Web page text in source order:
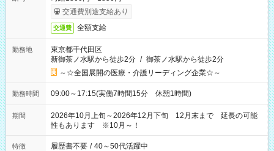
交通費別途支給あり
交通費 全額支給
勤務地
東京都千代田区
新御茶ノ水駅から徒歩2分 / 御茶ノ水駅から徒歩2分
～☆全国展開の医療・介護リーディング企業☆～
勤務時間 09:00～17:15(実働7時間15分 休憩1時間)
期間
2026年10月上旬～2026年12月下旬 12月末まで 延長の可能
性もあります ※10月～！
特徴 履歴書不要 / 40～50代活躍中